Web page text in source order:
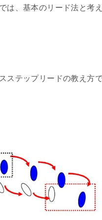
は、基本のリード法と考
ステップリードの教え方で